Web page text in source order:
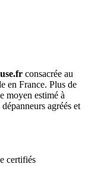
consacrée au
en France. Plus de
moyen estimé à
agréés et
certifiés